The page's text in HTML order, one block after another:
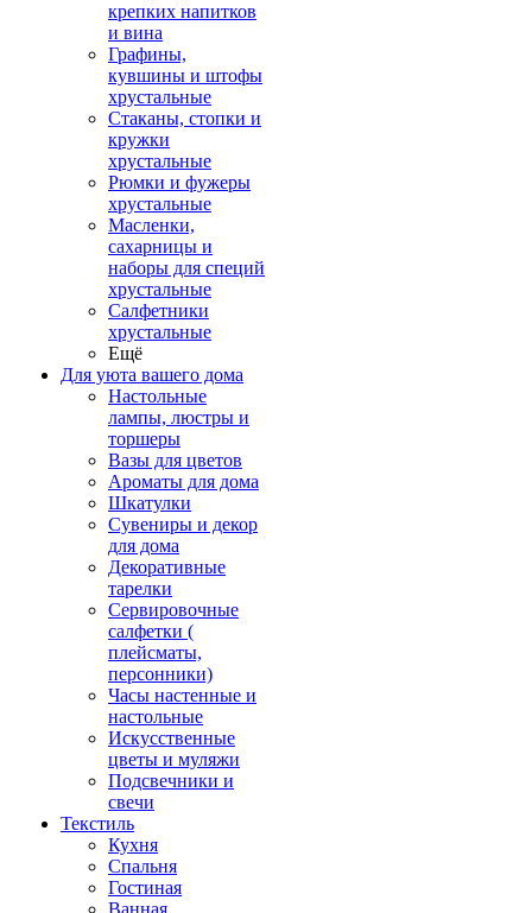
крепких напитков
и вина
Графины,
кувшины и штофы
хрустальные
Стаканы, стопки и
кружки
хрустальные
Рюмки и фужеры
хрустальные
Масленки,
сахарницы и
наборы для специй
хрустальные
Салфетники
хрустальные
Ещё
Для уюта вашего дома
Настольные
лампы, люстры и
торшеры
Вазы для цветов
Ароматы для дома
Шкатулки
Сувениры и декор
для дома
Декоративные
тарелки
Сервировочные
салфетки (
плейсматы,
персонники)
Часы настенные и
настольные
Искусственные
цветы и муляжи
Подсвечники и
свечи
Текстиль
Кухня
Спальня
Гостиная
Ванная